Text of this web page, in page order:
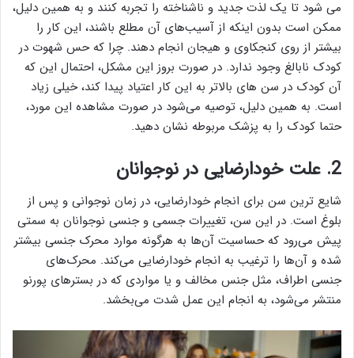
می شود تا یک لذت جدید و ناشناخته را تجربه کنند و به همین دلیل،
ممکن است بدون اینکه از آسیب‌های آن مطلع باشند، این کار را
بیشتر از روی کنجکاوی و هیجان انجام دهند. چرا که حس شهوت در
کودک نابالغ وجود ندارد. در صورت بروز این مشکل، احتمال این که
آن کودک در سن های بالاتر به این کار اعتیاد پیدا کند، خیلی زیاد
است. به همین دلیل، توصیه می‌شود در صورت مشاهده این مورد،
حتما کودک را به پزشک مربوطه نشان دهید.
2. علت خودارضایی در نوجوانان
شایع ترین سن برای انجام خودارضایی، در زمان نوجوانی و پس از
بلوغ است. در این سن، تغییرات جسمی و جنسی نوجوانان به سمتی
پیش می‌رود که حساسیت آن‌ها به هرگونه موارد محرک جنسی بیشتر
شده و آن‌ها را ترغیب به انجام خودارضایی می‌کند. محرک‌های
جنسی اطراف، مثل جنس مخالف و یا مواردی که در بستر‌های پورنو
منتشر می‌شود، به انجام این عمل شدت می‌بخشد.